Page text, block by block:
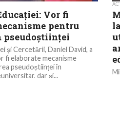
Vor fi
pentru
pseudoștiinței
și Cercetării, Daniel David, a
fi elaborate mecanisme
pseudoștiinței în
dar și...